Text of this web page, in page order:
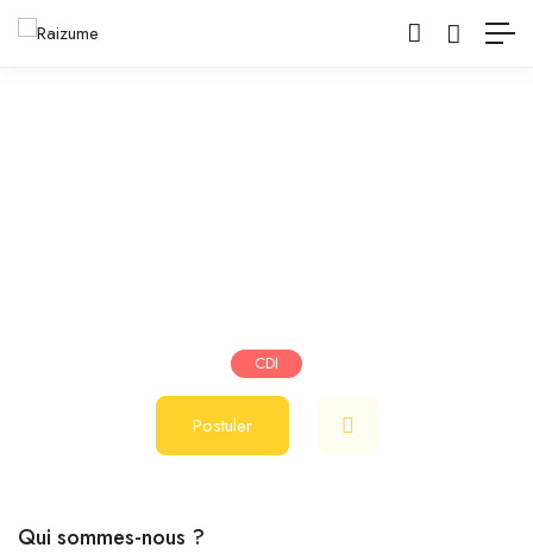
CDI
Postuler
Qui sommes-nous ?